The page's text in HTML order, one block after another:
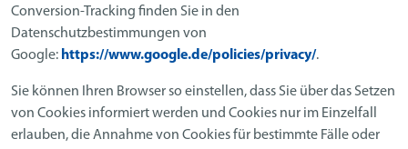
Conversion-Tracking finden Sie in den
Datenschutzbestimmungen von
Google: https://www.google.de/policies/privacy/.
Sie können Ihren Browser so einstellen, dass Sie über das Setzen
von Cookies informiert werden und Cookies nur im Einzelfall
erlauben, die Annahme von Cookies für bestimmte Fälle oder